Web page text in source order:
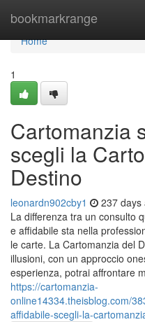
bookmarkrange
Home
Home
1
Cartomanzia
scegli la
Destino
leonardn902cby1 237 days
La differenza tra un consulto
e affidabile sta nella
le carte. La Cartomanzia del
illusioni, con un approccio
esperienza, potrai affrontare
https://cartomanzia-
online14334.theisblog.com/
affidabile-scegli-la-